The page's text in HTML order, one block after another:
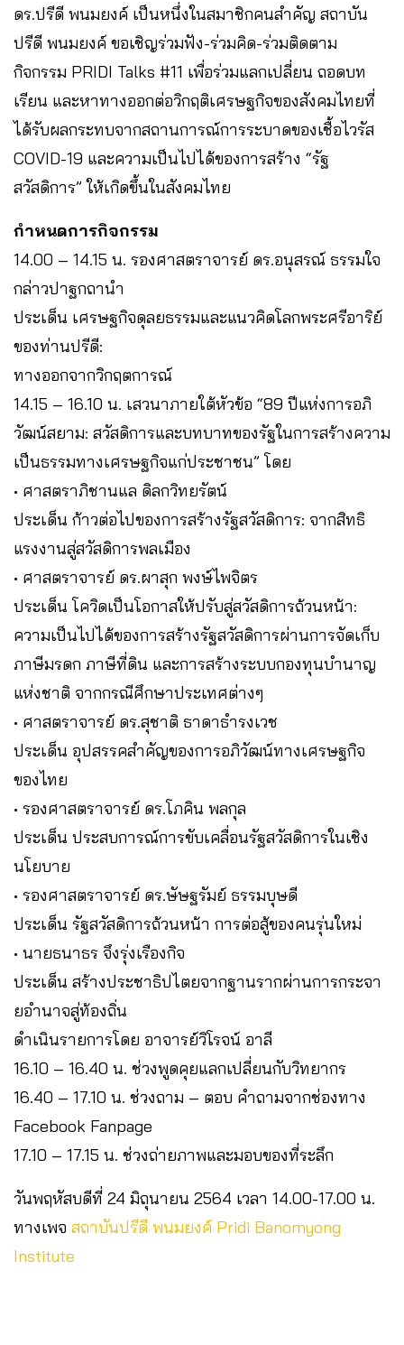
ดร.ปรีดี พนมยงค์ เป็นหนึ่งในสมาชิกคนสำคัญ สถาบัน
ปรีดี พนมยงค์ ขอเชิญร่วมฟัง-ร่วมคิด-ร่วมติดตาม
กิจกรรม PRIDI Talks #11 เพื่อร่วมแลกเปลี่ยน ถอดบท
เรียน และหาทางออกต่อวิกฤติเศรษฐกิจของสังคมไทยที่
ได้รับผลกระทบจากสถานการณ์การระบาดของเชื้อไวรัส
COVID-19 และความเป็นไปได้ของการสร้าง “รัฐ
สวัสดิการ” ให้เกิดขึ้นในสังคมไทย
กำหนดการกิจกรรม
14.00 – 14.15 น. รองศาสตราจารย์ ดร.อนุสรณ์ ธรรมใจ
กล่าวปาฐกถานำ
ประเด็น เศรษฐกิจดุลยธรรมและแนวคิดโลกพระศรีอาริย์
ของท่านปรีดี:
ทางออกจากวิกฤตการณ์
14.15 – 16.10 น. เสวนาภายใต้หัวข้อ “89 ปีแห่งการอภิ
วัฒน์สยาม: สวัสดิการและบทบาทของรัฐในการสร้างความ
เป็นธรรมทางเศรษฐกิจแก่ประชาชน” โดย
• ศาสตราภิชานแล ดิลกวิทยรัตน์​
ประเด็น ก้าวต่อไปของการสร้างรัฐสวัสดิการ: จากสิทธิ
แรงงานสู่สวัสดิการพลเมือง
• ศาสตราจารย์ ดร.ผาสุก พงษ์ไพจิตร
ประเด็น โควิดเป็นโอกาสให้ปรับสู่สวัสดิการถ้วนหน้า:
ความเป็นไปได้ของการสร้างรัฐสวัสดิการผ่านการจัดเก็บ
ภาษีมรดก ภาษีที่ดิน และการสร้างระบบกองทุนบำนาญ
แห่งชาติ จากกรณีศึกษาประเทศต่างๆ
• ศาสตราจารย์ ดร.สุชาติ ธาดาธำรงเวช
ประเด็น อุปสรรคสำคัญของการอภิวัฒน์ทางเศรษฐกิจ
ของไทย
• รองศาสตราจารย์ ดร.โภคิน พลกุล
ประเด็น ประสบการณ์การขับเคลื่อนรัฐสวัสดิการในเชิง
นโยบาย
• รองศาสตราจารย์ ดร.ษัษฐรัมย์ ธรรมบุษดี
ประเด็น รัฐสวัสดิการถ้วนหน้า การต่อสู้ของคนรุ่นใหม่
• นายธนาธร จึงรุ่งเรืองกิจ
ประเด็น สร้างประชาธิปไตยจากฐานรากผ่านการกระจา
ยอำนาจสู่ท้องถิ่น
ดำเนินรายการโดย อาจารย์วิโรจน์ อาลี
16.10 – 16.40 น. ช่วงพูดคุยแลกเปลี่ยนกับวิทยากร
16.40 – 17.10 น. ช่วงถาม – ตอบ คำถามจากช่องทาง
Facebook Fanpage
17.10 – 17.15 น. ช่วงถ่ายภาพและมอบของที่ระลึก
วันพฤหัสบดีที่ 24 มิถุนายน 2564 เวลา 14.00-17.00 น.
ทางเพจ สถาบันปรีดี พนมยงค์ Pridi Banomyong
Institute